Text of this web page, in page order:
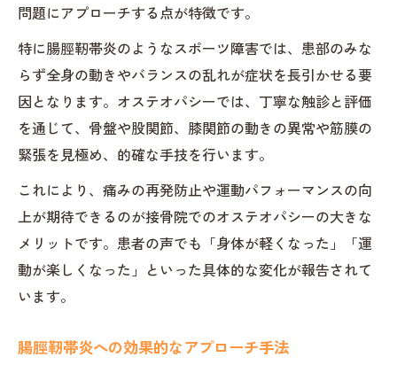
問題にアプローチする点が特徴です。
特に腸脛靭帯炎のようなスポーツ障害では、患部のみな
らず全身の動きやバランスの乱れが症状を長引かせる要
因となります。オステオパシーでは、丁寧な触診と評価
を通じて、骨盤や股関節、膝関節の動きの異常や筋膜の
緊張を見極め、的確な手技を行います。
これにより、痛みの再発防止や運動パフォーマンスの向
上が期待できるのが接骨院でのオステオパシーの大きな
メリットです。患者の声でも「身体が軽くなった」「運
動が楽しくなった」といった具体的な変化が報告されて
います。
腸脛靭帯炎への効果的なアプローチ手法